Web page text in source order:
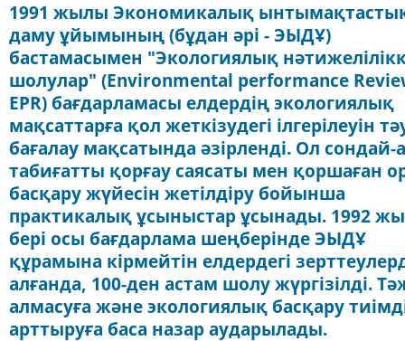
1991 жылы Экономикалық
даму ұйымының (бұдан әрі - ЭЫДҰ)
бастамасымен "Экологиялық
шолулар" (Environmental performance
EPR) бағдарламасы елдердің экологиялық
мақсаттарға қол жеткізудегі ілгерілеуін
бағалау мақсатында әзірленді. Ол сондай-
табиғатты қорғау саясаты мен қоршаған
басқару жүйесін жетілдіру бойынша
практикалық ұсыныстар ұсынады. 1992
бері осы бағдарлама шеңберінде ЭЫДҰ
құрамына кірмейтін елдердегі
алғанда, 100-ден астам шолу жүргізілді.
алмасуға және экологиялық басқару
арттыруға баса назар аударылады.